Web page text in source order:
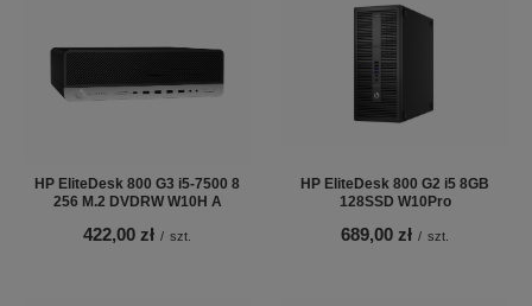
HP EliteDesk 800 G3 i5-7500 8
256 M.2 DVDRW W10H A
422,00 zł / szt.
HP EliteDesk 800 G2 i5 8GB
128SSD W10Pro
689,00 zł / szt.